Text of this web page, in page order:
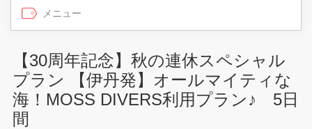
【30周年記念】秋の連休スペシャル
プラン 【伊丹発】オールマイティな
海！MOSS DIVERS利用プラン♪ 5日
間